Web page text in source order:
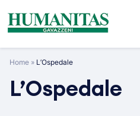
content
Home » L’Ospedale
L’Ospedale